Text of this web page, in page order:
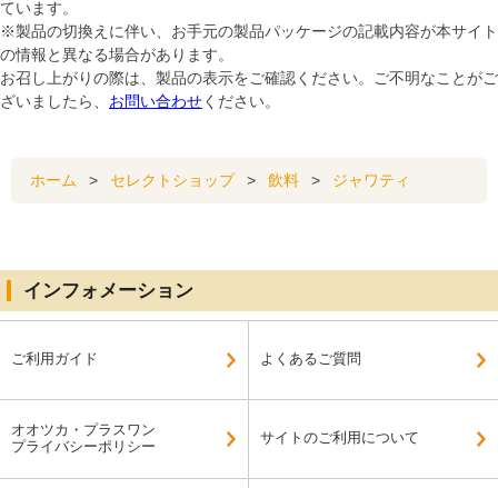
ています。
※製品の切換えに伴い、お手元の製品パッケージの記載内容が本サイト
の情報と異なる場合があります。
お召し上がりの際は、製品の表示をご確認ください。ご不明なことがご
ざいましたら、 お問い合わせください。
ホーム > セレクトショップ > 飲料 > ジャワティ
インフォメーション
ご利用ガイド よくあるご質問
オオツカ・プラスワン
プライバシーポリシー
サイトのご利用について